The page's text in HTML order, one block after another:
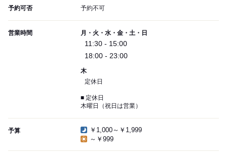
予約可否 予約不可
営業時間 月・火・水・金・土・日
11:30 - 15:00
18:00 - 23:00
木
定休日
■ 定休日
木曜日（祝日は営業）
予算
￥1,000～￥1,999
～￥999